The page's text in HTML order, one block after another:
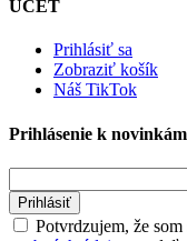
ÚČET
Prihlásiť sa
Zobraziť košík
Náš TikTok
Prihlásenie k novinkám
Prihlásiť
Potvrdzujem, že